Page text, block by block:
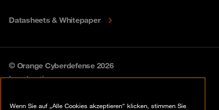
Datasheets & Whitepaper
© Orange Cyberdefense 2026
Legal notice
Wenn Sie auf „Alle Cookies akzeptieren“ klicken, stimmen Sie